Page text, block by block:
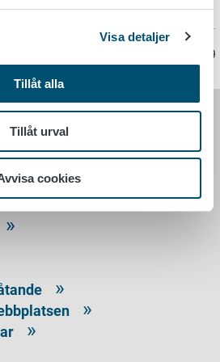
Visa detaljer
Tillåt alla
Tillåt urval
cookies
utanför EU
Sidan har senast uppdaterats 1.2.2019